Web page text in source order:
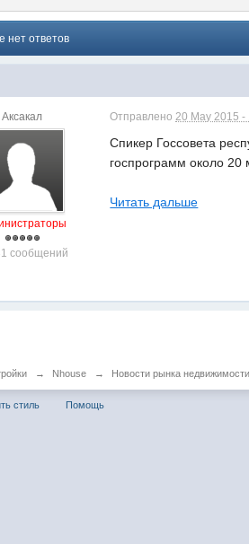
нет ответов
Аксакал
сообщений
Отправлено20 May 2015 -
Спикер Госсовета
госпрограмм около 20
Читать дальше
→ Nhouse → Новости рынка недвижимости
стиль Помощь